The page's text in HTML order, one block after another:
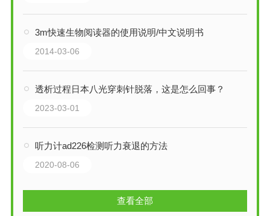
3m快速生物阅读器的使用说明/中文说明书
2014-03-06
透析过程日本八光穿刺针脱落，这是怎么回事？
2023-03-01
听力计ad226检测听力衰退的方法
2020-08-06
查看全部